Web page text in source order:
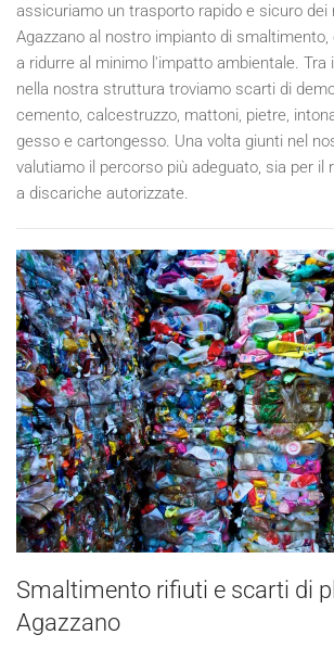
assicuriamo un trasporto rapido e sicuro dei
Agazzano al nostro impianto di
a ridurre al minimo l'impatto ambientale. Tra
nella nostra struttura troviamo scarti di
cemento, calcestruzzo, mattoni, pietre,
gesso e cartongesso. Una volta giunti nel
valutiamo il percorso più adeguato, sia per il
a discariche autorizzate.
Smaltimento rifiuti e scarti di
Agazzano